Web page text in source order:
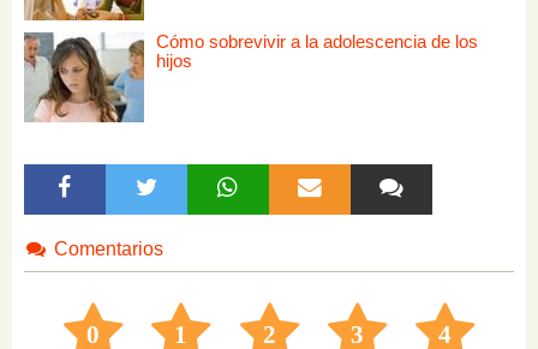
Cómo sobrevivir a la adolescencia de los
hijos
Comentarios
0 1 2 3 4